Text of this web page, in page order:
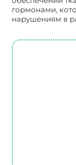
гормонами,
нарушениям в